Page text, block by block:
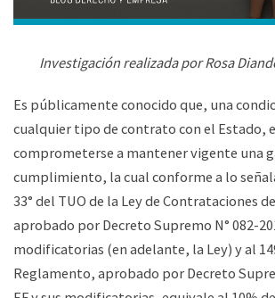
Investigación realizada porRosa
Es públicamente conocido que, una
cualquier tipo de contrato con el Estado,
comprometerse a mantener vigente una
cumplimiento, la cual conforme a lo
33° del TUO de la Ley de Contrataciones
aprobado por Decreto Supremo N° 082-
modificatorias (en adelante, la Ley) y al
Reglamento, aprobado por Decreto